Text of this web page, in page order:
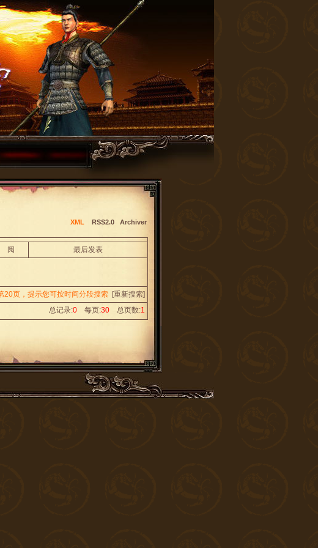
XML RSS2.0 Archiver
阅 最后发表
20页，提示您可按时间分段搜索 [重新搜索]
总记录:0 每页:30 总页数:1